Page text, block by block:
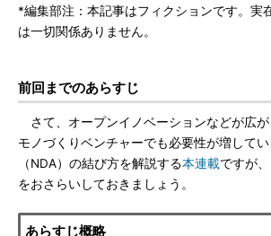
*編集部注：本記事はフィクションです。実
は一切関係ありません。
前回までのあらすじ
さて、オープンイノベーションなどが広
モノづくりベンチャーでも必要性が増して
（NDA）の結び方を解説する本連載ですが
をおさらいしておきましょう。
あらすじ概略